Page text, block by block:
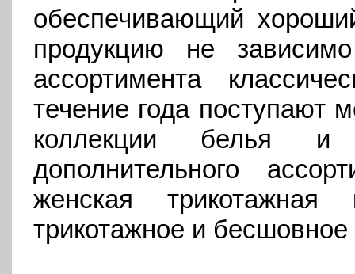
обеспечивающий
продукцию не
ассортимента
течение года поступают
коллекции белья и
дополнительного
женская
трикотажное и